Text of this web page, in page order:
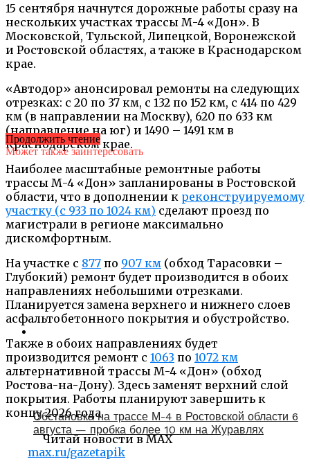
15 сентября начнутся дорожные работы сразу на
нескольких участках трассы М-4 «Дон». В
Московской, Тульской, Липецкой, Воронежской
и Ростовской областях, а также в Краснодарском
крае.
«Автодор» анонсировал ремонты на следующих
отрезках: с 20 по 37 км, с 132 по 152 км, с 414 по 429
км (в направлении на Москву), 620 по 633 км
(направление на юг) и 1490 – 1491 км в
Краснодарском крае.
Наиболее масштабные ремонтные работы
трассы М-4 «Дон» запланированы в Ростовской
области, что в дополнении к реконструируемому
участку (с 933 по 1024 км) сделают проезд по
магистрали в регионе максимально
дискомфортным.
На участке с 877 по 907 км (обход Тарасовки –
Глубокий) ремонт будет производится в обоих
направлениях небольшими отрезками.
Планируется замена верхнего и нижнего слоев
асфальтобетонного покрытия и обустройство.
Также в обоих направлениях будет
производится ремонт с 1063 по 1072 км
альтернативной трассы М-4 «Дон» (обход
Ростова-на-Дону). Здесь заменят верхний слой
покрытия. Работы планируют завершить к
концу 2026 года.
Читай новости в MAX
max.ru/gazetapik
Продолжить чтение
Может также заинтересовать
Обстановка на трассе М-4 в Ростовской области 6
августа — пробка более 10 км на Журавлях